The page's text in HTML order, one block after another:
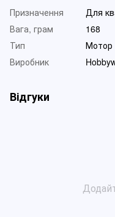
Призначення
Для
Вага, грам
168
Тип
Мотор
Виробник
Відгуки